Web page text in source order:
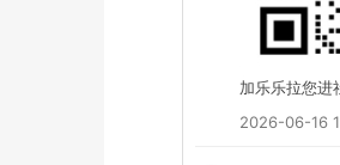
加乐乐拉您进
2026-06-16